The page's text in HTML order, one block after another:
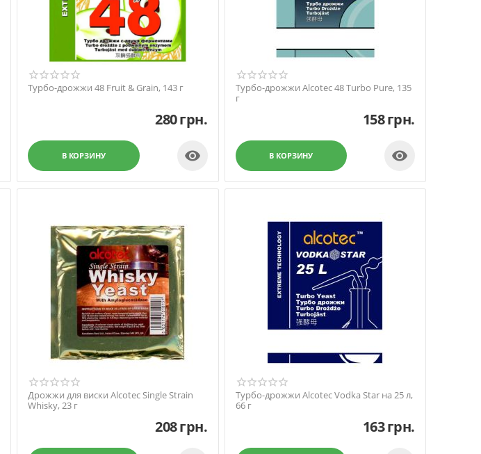
Турбо-дрожжи 48 Fruit & Grain, 143 г
280грн.
В КОРЗИНУ 
Турбо-дрожжи Alcotec 48 Turbo Pure, 135
г
158грн.
В КОРЗИНУ 
Дрожжи для виски Alcotec Single Strain
Whisky, 23 г
208грн.
Турбо-дрожжи Alcotec Vodka Star на 25 л,
66 г
163грн.